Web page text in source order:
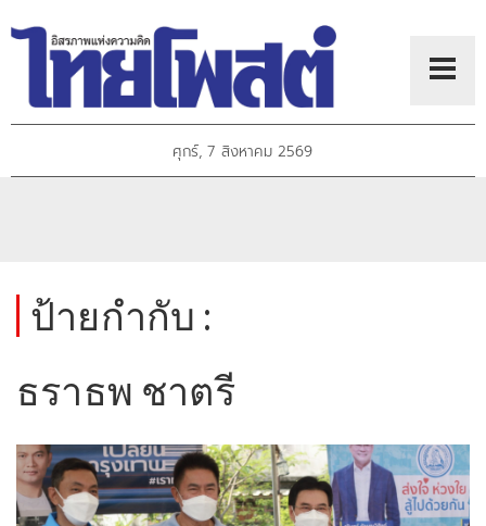
ศุกร์, 7 สิงหาคม 2569
ป้ายกำกับ :
ธราธพ ชาตรี